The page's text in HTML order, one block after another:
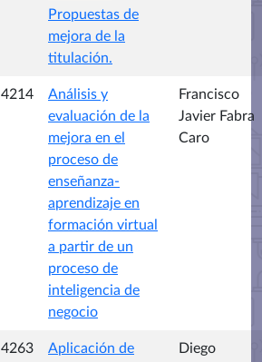
Propuestas de
mejora de la
titulación.
4214
Análisis y
evaluación de la
mejora en el
proceso de
enseñanza-
aprendizaje en
formación virtual
a partir de un
proceso de
inteligencia de
negocio
Francisco
Javier Fabra
Caro
4263
Aplicación de
Diego